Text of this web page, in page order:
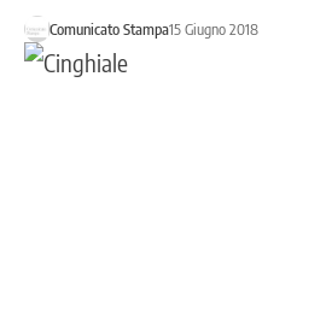
Comunicato Stampa15 Giugno 2018